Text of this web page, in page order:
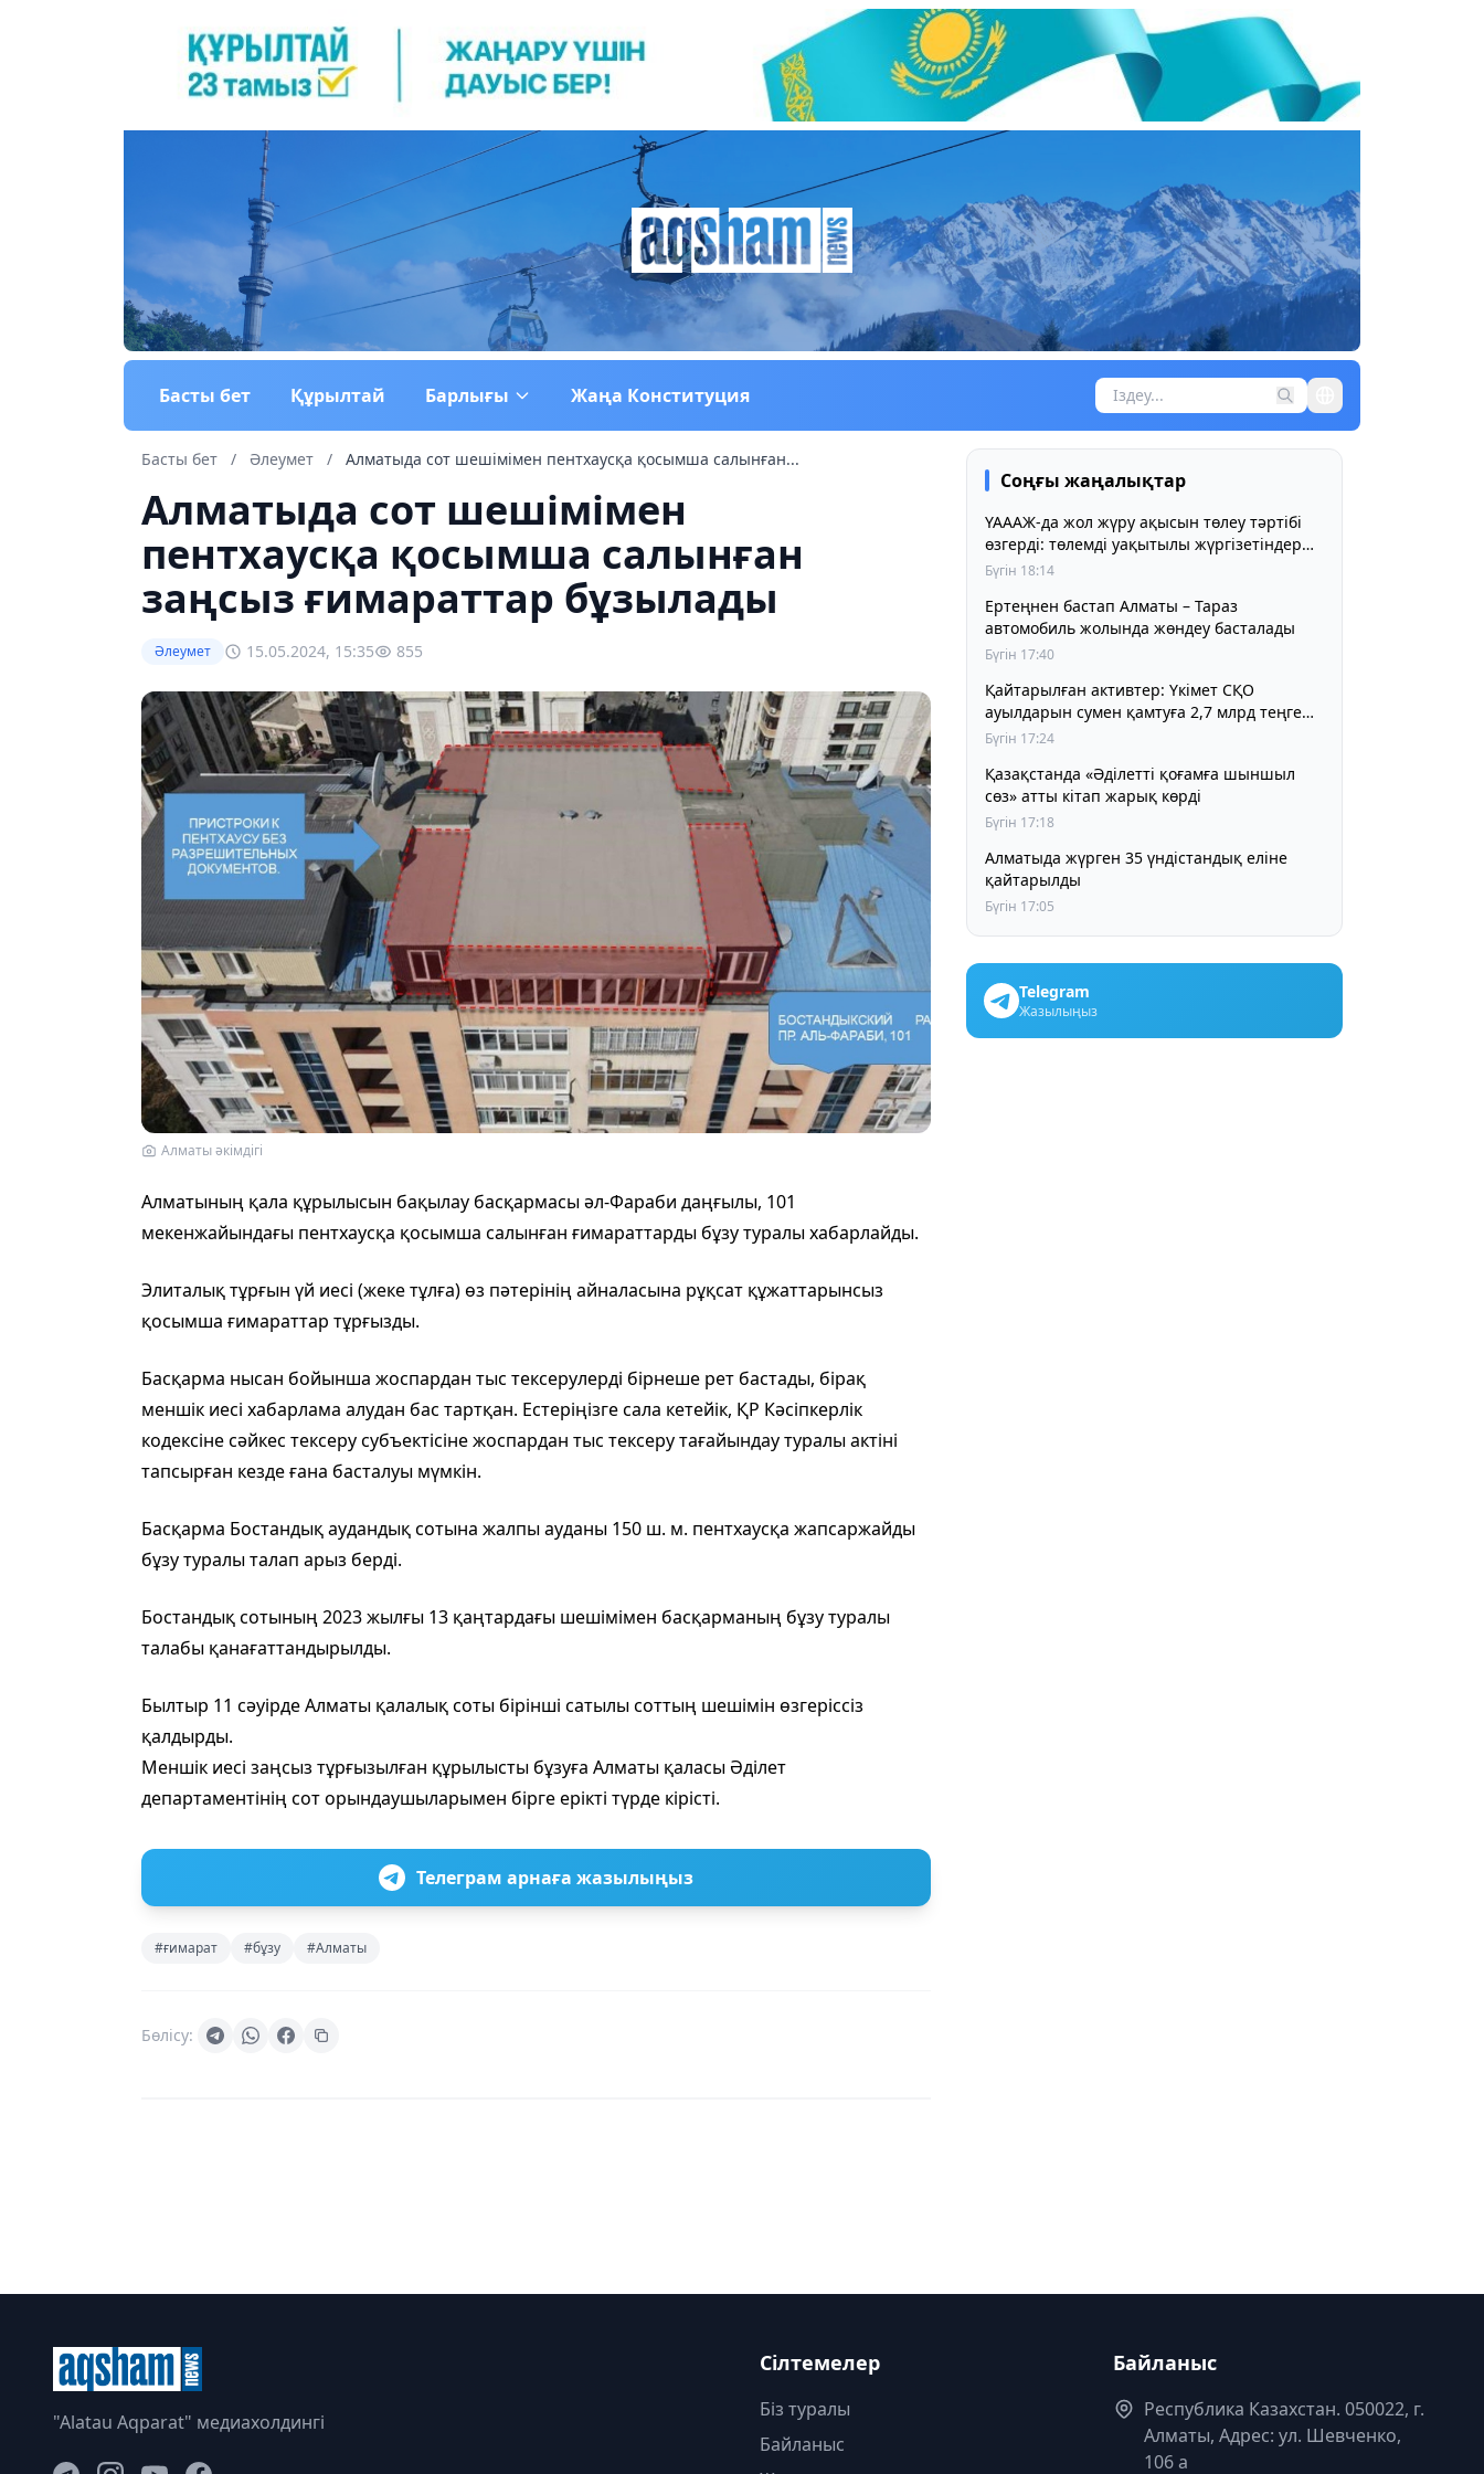
Басты бет Құрылтай Барлығы Жаңа Конституция
Басты бет / Әлеумет / Алматыда сот шешімімен пентхаусқа қосымша салынған...
Алматыда сот шешімімен
пентхаусқа қосымша салынған
заңсыз ғимараттар бұзылады
Әлеумет 15.05.2024, 15:35 855
Алматы әкімдігі
Алматының қала құрылысын бақылау басқармасы әл-Фараби даңғылы, 101
мекенжайындағы пентхаусқа қосымша салынған ғимараттарды бұзу туралы хабарлайды.
Элиталық тұрғын үй иесі (жеке тұлға) өз пәтерінің айналасына рұқсат құжаттарынсыз
қосымша ғимараттар тұрғызды.
Басқарма нысан бойынша жоспардан тыс тексерулерді бірнеше рет бастады, бірақ
меншік иесі хабарлама алудан бас тартқан. Естеріңізге сала кетейік, ҚР Кәсіпкерлік
кодексіне сәйкес тексеру субъектісіне жоспардан тыс тексеру тағайындау туралы актіні
тапсырған кезде ғана басталуы мүмкін.
Басқарма Бостандық аудандық сотына жалпы ауданы 150 ш. м. пентхаусқа жапсаржайды
бұзу туралы талап арыз берді.
Бостандық сотының 2023 жылғы 13 қаңтардағы шешімімен басқарманың бұзу туралы
талабы қанағаттандырылды.
Былтыр 11 сәуірде Алматы қалалық соты бірінші сатылы соттың шешімін өзгеріссіз
қалдырды.
Меншік иесі заңсыз тұрғызылған құрылысты бұзуға Алматы қаласы Әділет
департаментінің сот орындаушыларымен бірге ерікті түрде кірісті.
Телеграм арнаға жазылыңыз
#ғимарат #бұзу #Алматы
Бөлісу:
Соңғы жаңалықтар
ҮАААЖ-да жол жүру ақысын төлеу тәртібі
өзгерді: төлемді уақытылы жүргізетіндер
үшін жол жүру құны бұрынғы деңгейде
Бүгін 18:14
Ертеңнен бастап Алматы – Тараз
автомобиль жолында жөндеу басталады
Бүгін 17:40
Қайтарылған активтер: Үкімет СҚО
ауылдарын сумен қамтуға 2,7 млрд теңге
бөлді
Бүгін 17:24
Қазақстанда «Әділетті қоғамға шыншыл
сөз» атты кітап жарық көрді
Бүгін 17:18
Алматыда жүрген 35 үндістандық еліне
қайтарылды
Бүгін 17:05
Telegram
Жазылыңыз
"Alatau Aqparat" медиахолдингі
Сілтемелер
Біз туралы
Байланыс
Байланыс
Республика Казахстан. 050022, г.
Алматы, Адрес: ул. Шевченко,
106 а